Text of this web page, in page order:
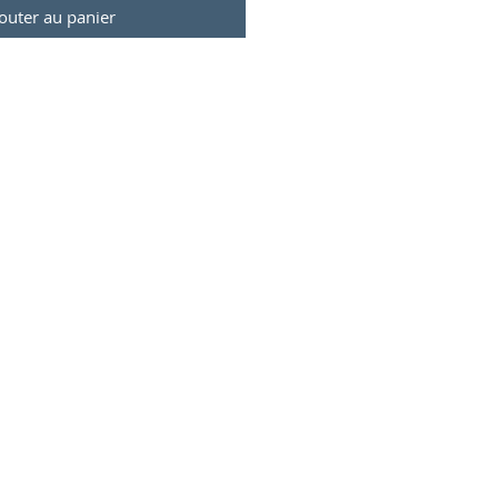
au panier